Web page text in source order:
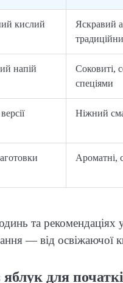
кислий
Яскравий
напій
Соковиті,
спеціями
Ніжний
Ароматні,
та рекомендаціях
— від освіжаючої
для